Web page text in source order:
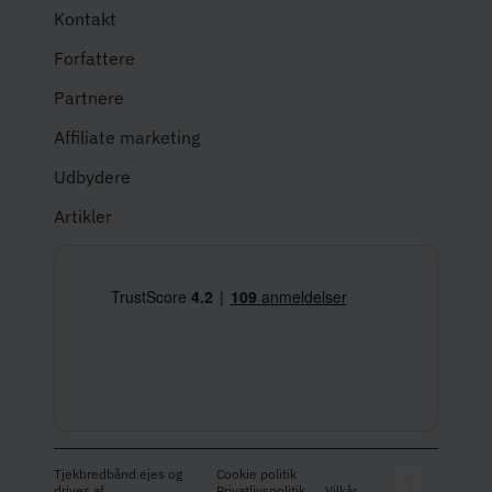
Kontakt
Forfattere
Partnere
Affiliate marketing
Udbydere
Artikler
Tjekbredbånd ejes og
Cookie politik